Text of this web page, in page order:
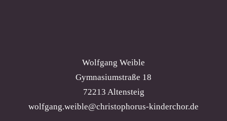
Wolfgang Weible
Gymnasiumstraße 18
72213 Altensteig
wolfgang.weible@christophorus-kinderchor.de